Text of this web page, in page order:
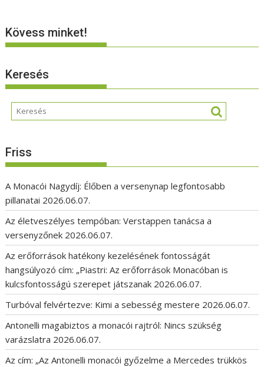
Kövess minket!
Keresés
Friss
A Monacói Nagydíj: Élőben a versenynap legfontosabb
pillanatai 2026.06.07.
Az életveszélyes tempóban: Verstappen tanácsa a
versenyzőnek 2026.06.07.
Az erőforrások hatékony kezelésének fontosságát
hangsúlyozó cím: „Piastri: Az erőforrások Monacóban is
kulcsfontosságú szerepet játszanak 2026.06.07.
Turbóval felvértezve: Kimi a sebesség mestere 2026.06.07.
Antonelli magabiztos a monacói rajtról: Nincs szükség
varázslatra 2026.06.07.
Az cím: „Az Antonelli monacói győzelme a Mercedes trükkös